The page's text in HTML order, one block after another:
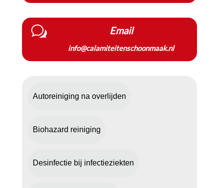
w Email
info@calamiteitenschoonmaak.nl
Autoreiniging na overlijden
Biohazard reiniging
Desinfectie bij infectieziekten